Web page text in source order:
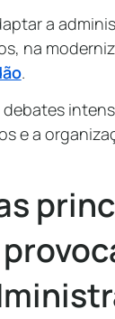
a
na
.
e a